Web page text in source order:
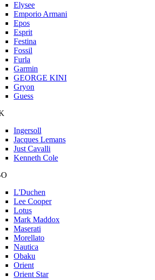
Elysee
Emporio Armani
Epos
Esprit
Festina
Fossil
Furla
Garmin
GEORGE KINI
Gryon
Guess
Ingersoll
Jacques Lemans
Just Cavalli
Kenneth Cole
L'Duchen
Lee Cooper
Lotus
Mark Maddox
Maserati
Morellato
Nautica
Obaku
Orient
Orient Star